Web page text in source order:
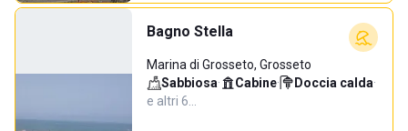
Bagno Stella
Marina di Grosseto, Grosseto
Sabbiosa· Cabine· Doccia calda·
e altri 6…